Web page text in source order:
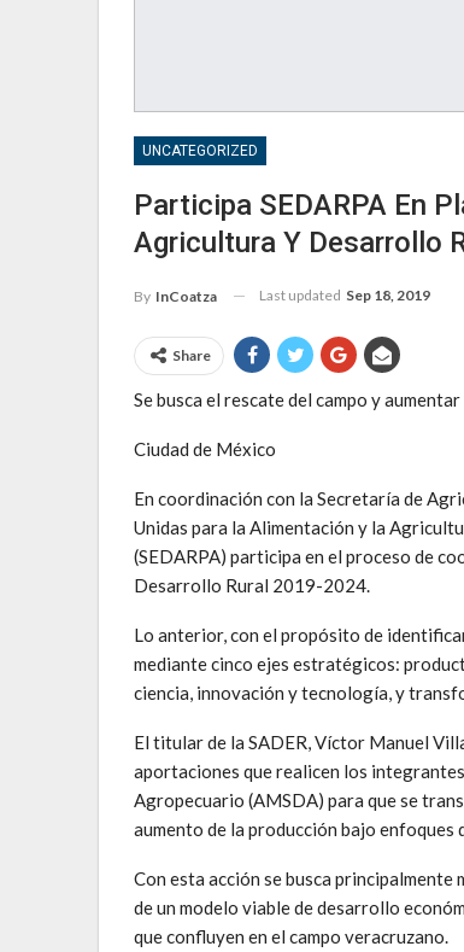
UNCATEGORIZED
Participa SEDARPA En
Agricultura Y Desarrollo
By InCoatza Last updated Sep 18, 2019
Share
Se busca el rescate del campo y
Ciudad de México
En coordinación con la Secretaría de
Unidas para la Alimentación y la
(SEDARPA) participa en el proceso de
Desarrollo Rural 2019-2024.
Lo anterior, con el propósito de
mediante cinco ejes estratégicos:
ciencia, innovación y tecnología, y
El titular de la SADER, Víctor Manuel
aportaciones que realicen los
Agropecuario (AMSDA) para que se
aumento de la producción bajo enfoques
Con esta acción se busca
de un modelo viable de desarrollo
que confluyen en el campo veracruzano.